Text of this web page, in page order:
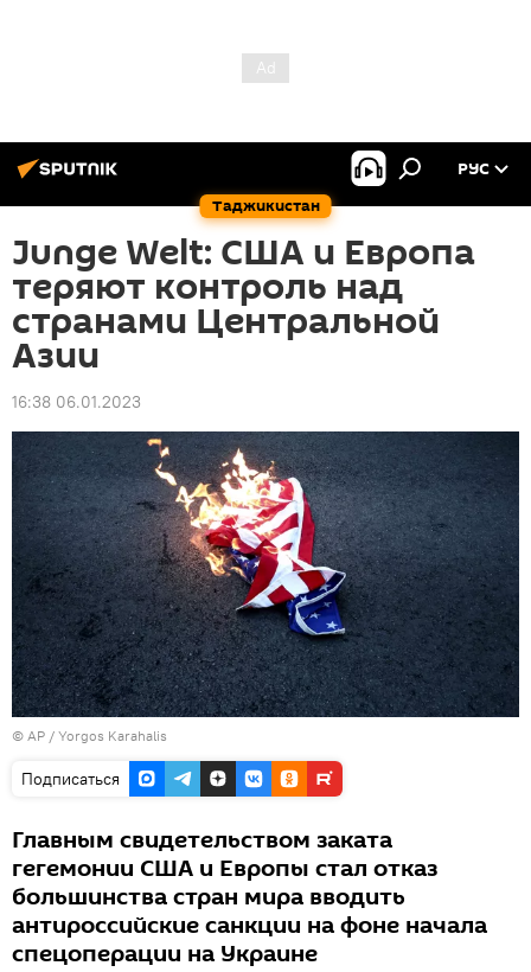
Таджикистан
РУС
Junge Welt: США и Европа
теряют контроль над
странами Центральной
Азии
16:38 06.01.2023
© AP / Yorgos Karahalis
Подписаться
Главным свидетельством заката
гегемонии США и Европы стал отказ
большинства стран мира вводить
антироссийские санкции на фоне начала
спецоперации на Украине